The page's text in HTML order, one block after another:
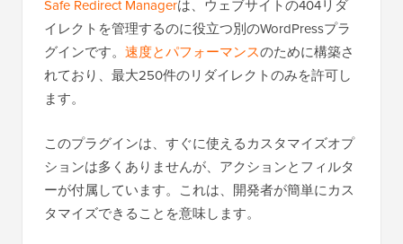
Safe Redirect Managerは、ウェブサイトの404リダ
イレクトを管理するのに役立つ別のWordPressプラ
グインです。 速度とパフォーマンスのために構築さ
れており、最大250件のリダイレクトのみを許可し
ます。
このプラグインは、すぐに使えるカスタマイズオプ
ションは多くありませんが、アクションとフィルタ
ーが付属しています。これは、開発者が簡単にカス
タマイズできることを意味します。